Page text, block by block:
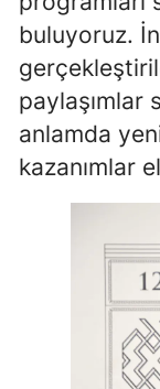
buluyoruz.
paylaşımlar
anlamda
kazanımlar